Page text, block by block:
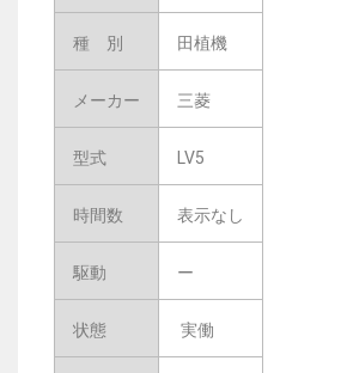
種 別 田植機
メーカー 三菱
型式 LV5
時間数 表示なし
駆動 ー
状態 実働